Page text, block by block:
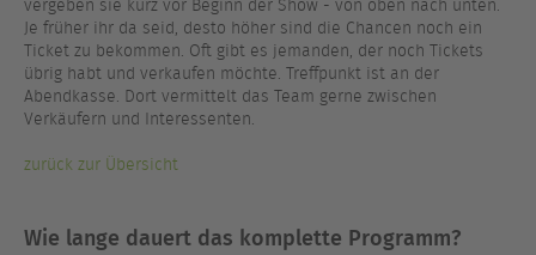
vergeben sie kurz vor Beginn der Show - von oben nach unten.
Je früher ihr da seid, desto höher sind die Chancen noch ein
Ticket zu bekommen. Oft gibt es jemanden, der noch Tickets
übrig habt und verkaufen möchte. Treffpunkt ist an der
Abendkasse. Dort vermittelt das Team gerne zwischen
Verkäufern und Interessenten.
zurück zur Übersicht
Wie lange dauert das komplette Programm?